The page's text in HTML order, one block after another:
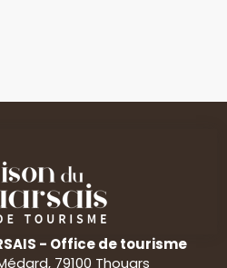
- Office de tourisme
79100 Thouars